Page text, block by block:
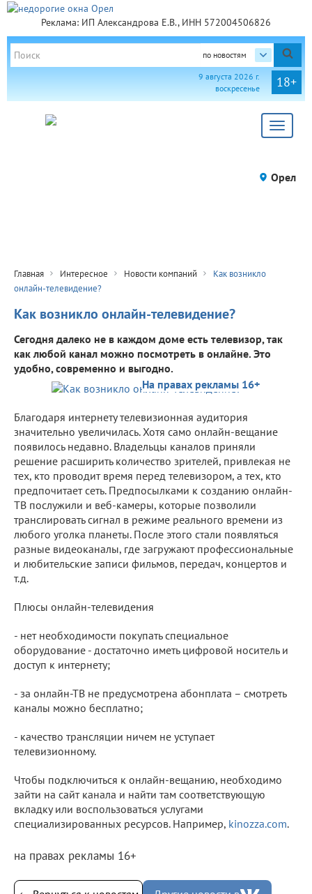
Реклама: ИП Александрова Е.В., ИНН 572004506826
по новостям
18+
9 августа 2026 г.
воскресенье
Toggle
Орел
Главная Интересное Новости компаний
Как возникло
онлайн-телевидение?
Как возникло онлайн-телевидение?
Сегодня далеко не в каждом доме есть телевизор, так
как любой канал можно посмотреть в онлайне. Это
удобно, современно и выгодно.
На правах рекламы 16+
Благодаря интернету телевизионная аудитория
значительно увеличилась. Хотя само онлайн-вещание
появилось недавно. Владельцы каналов приняли
решение расширить количество зрителей, привлекая не
тех, кто проводит время перед телевизором, а тех, кто
предпочитает сеть. Предпосылками к созданию онлайн-
ТВ послужили и веб-камеры, которые позволили
транслировать сигнал в режиме реального времени из
любого уголка планеты. После этого стали появляться
разные видеоканалы, где загружают профессиональные
и любительские записи фильмов, передач, концертов и
т.д.
Плюсы онлайн-телевидения
- нет необходимости покупать специальное
оборудование - достаточно иметь цифровой носитель и
доступ к интернету;
- за онлайн-ТВ не предусмотрена абонплата – смотреть
каналы можно бесплатно;
- качество трансляции ничем не уступает
телевизионному.
Чтобы подключиться к онлайн-вещанию, необходимо
зайти на сайт канала и найти там соответствующую
вкладку или воспользоваться услугами
специализированных ресурсов. Например, kinozza.com.
на правах рекламы 16+